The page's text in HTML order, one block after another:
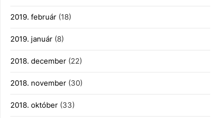
2019. február (18)
2019. január (8)
2018. december (22)
2018. november (30)
2018. október (33)